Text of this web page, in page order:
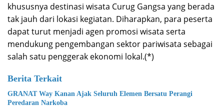
khususnya destinasi wisata Curug Gangsa yang berada
tak jauh dari lokasi kegiatan. Diharapkan, para peserta
dapat turut menjadi agen promosi wisata serta
mendukung pengembangan sektor pariwisata sebagai
salah satu penggerak ekonomi lokal.(*)
Berita Terkait
GRANAT Way Kanan Ajak Seluruh Elemen Bersatu Perangi
Peredaran Narkoba